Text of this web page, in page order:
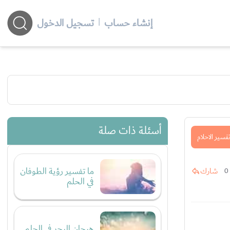
إنشاء حساب | تسجيل الدخول
تفسير الاحلام
0 شارك
أسئلة ذات صلة
ما تفسير رؤية الطوفان
في الحلم